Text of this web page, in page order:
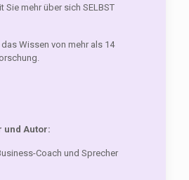
Sie mehr über sich SELBST
Wissen von mehr als 14
und Autor:
Coach und Sprecher